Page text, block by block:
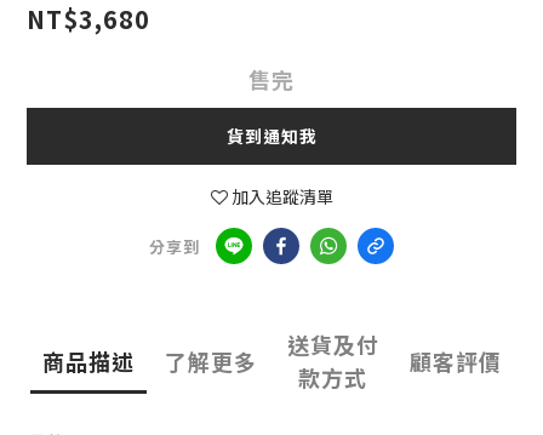
NT$3,680
售完
貨到通知我
加入追蹤清單
分享到
商品描述 了解更多
送貨及付
款方式
顧客評價